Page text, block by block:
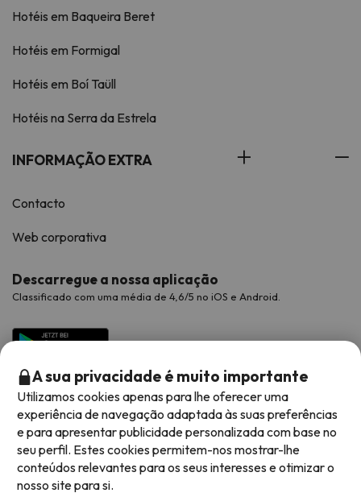
Hotéis em Baqueira Beret
Hotéis em Formigal
Hotéis em Boí Taüll
Hotéis na Serra da Estrela
INFORMAÇÃO EXTRA
Contacto
Web corporativa
Descarregue a nossa aplicação
Classificado com uma média de 4,6/5 no iOS e Android.
Métodos de pagamento disponíveis
A sua privacidade é muito importante
Utilizamos cookies apenas para lhe oferecer uma
experiência de navegação adaptada às suas preferências
e para apresentar publicidade personalizada com base no
seu perfil. Estes cookies permitem-nos mostrar-lhe
conteúdos relevantes para os seus interesses e otimizar o
nosso site para si.